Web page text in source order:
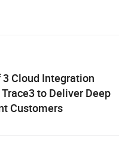
Cloud Integration
to Deliver Deep
Customers